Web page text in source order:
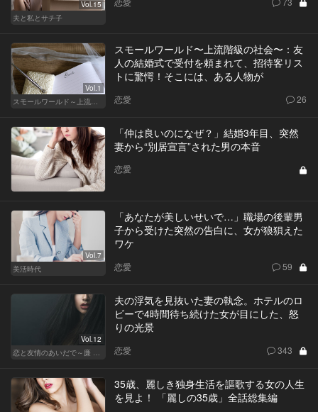
Vol.15
夫と私とサチ子
Vol.1
スモールワールド〜上流階級の社会〜：友
人の結婚式で受付を頼まれて、招待客リス
トに驚愕！そこには、ある人物が
恋愛 26
「仲は良いのになぜ？」結婚3年目、突然
妻から“別居宣言”された男の本音
恋愛
Vol.7
美活時代
「あなたが美しいせいで…」職場の後輩男
子から受けた突然の告白に、女が狼狽えた
ワケ
恋愛 59
Vol.12
夫の浮気を見抜いた妻の執念。ホテルのロ
ビーで4時間待ち続けた女が目にした、怒
りの光景
恋愛 343
35歳、麗しき独身生活を謳歌する女の人生
を見よ！ 「麗しの35歳」全話総集編